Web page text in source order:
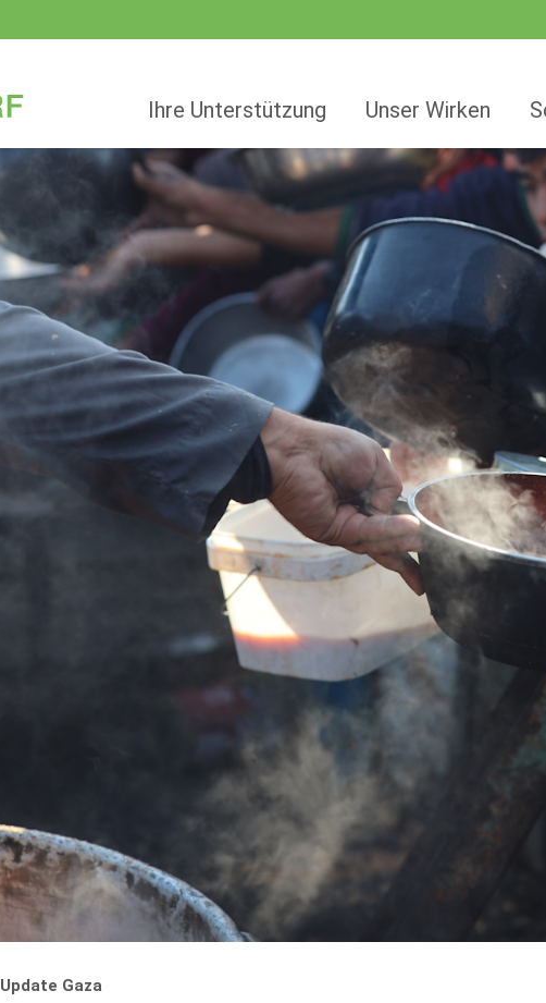
Ihre Unterstützung Unser Wirken
Update Gaza